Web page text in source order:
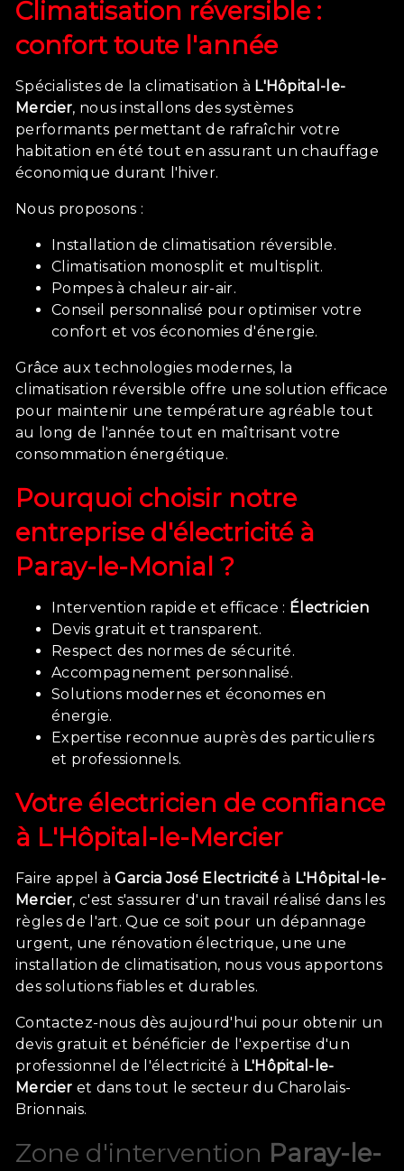
Climatisation réversible :
confort toute l'année
Spécialistes de la climatisation à L'Hôpital-le-
Mercier, nous installons des systèmes
performants permettant de rafraîchir votre
habitation en été tout en assurant un chauffage
économique durant l'hiver.
Nous proposons :
Installation de climatisation réversible.
Climatisation monosplit et multisplit.
Pompes à chaleur air-air.
Conseil personnalisé pour optimiser votre
confort et vos économies d'énergie.
Grâce aux technologies modernes, la
climatisation réversible offre une solution efficace
pour maintenir une température agréable tout
au long de l'année tout en maîtrisant votre
consommation énergétique.
Pourquoi choisir notre
entreprise d'électricité à
Paray-le-Monial ?
Intervention rapide et efficace : Électricien
Devis gratuit et transparent.
Respect des normes de sécurité.
Accompagnement personnalisé.
Solutions modernes et économes en
énergie.
Expertise reconnue auprès des particuliers
et professionnels.
Votre électricien de confiance
à L'Hôpital-le-Mercier
Faire appel àGarcia José Electricitéà L'Hôpital-le-
Mercier, c'est s'assurer d'un travail réalisé dans les
règles de l'art. Que ce soit pour un dépannage
urgent, une rénovation électrique, une une
installation de climatisation, nous vous apportons
des solutions fiables et durables.
Contactez-nous dès aujourd'hui pour obtenir un
devis gratuit et bénéficier de l'expertise d'un
professionnel de l'électricité à L'Hôpital-le-
Mercier et dans tout le secteur du Charolais-
Brionnais.
Zone d'intervention Paray-le-